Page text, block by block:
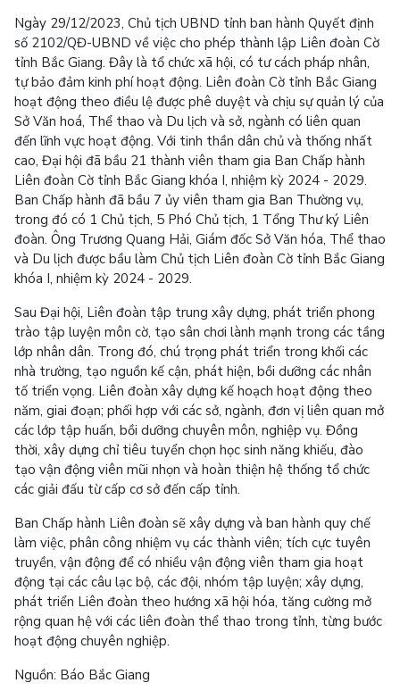
Ngày 29/12/2023, Chủ tịch UBND tỉnh ban hành Quyết định
số 2102/QĐ-UBND về việc cho phép thành lập Liên đoàn Cờ
tỉnh Bắc Giang. Đây là tổ chức xã hội, có tư cách pháp nhân,
tự bảo đảm kinh phí hoạt động. Liên đoàn Cờ tỉnh Bắc Giang
hoạt động theo điều lệ được phê duyệt và chịu sự quản lý của
Sở Văn hoá, Thể thao và Du lịch và sở, ngành có liên quan
đến lĩnh vực hoạt động. Với tinh thần dân chủ và thống nhất
cao, Đại hội đã bầu 21 thành viên tham gia Ban Chấp hành
Liên đoàn Cờ tỉnh Bắc Giang khóa I, nhiệm kỳ 2024 - 2029.
Ban Chấp hành đã bầu 7 ủy viên tham gia Ban Thường vụ,
trong đó có 1 Chủ tịch, 5 Phó Chủ tịch, 1 Tổng Thư ký Liên
đoàn. Ông Trương Quang Hải, Giám đốc Sở Văn hóa, Thể thao
và Du lịch được bầu làm Chủ tịch Liên đoàn Cờ tỉnh Bắc Giang
khóa I, nhiệm kỳ 2024 - 2029.
Sau Đại hội, Liên đoàn tập trung xây dựng, phát triển phong
trào tập luyện môn cờ, tạo sân chơi lành mạnh trong các tầng
lớp nhân dân. Trong đó, chú trọng phát triển trong khối các
nhà trường, tạo nguồn kế cận, phát hiện, bồi dưỡng các nhân
tố triển vọng. Liên đoàn xây dựng kế hoạch hoạt động theo
năm, giai đoạn; phối hợp với các sở, ngành, đơn vị liên quan mở
các lớp tập huấn, bồi dưỡng chuyên môn, nghiệp vụ. Đồng
thời, xây dựng chỉ tiêu tuyển chọn học sinh năng khiếu, đào
tạo vận động viên mũi nhọn và hoàn thiện hệ thống tổ chức
các giải đấu từ cấp cơ sở đến cấp tỉnh.
Ban Chấp hành Liên đoàn sẽ xây dựng và ban hành quy chế
làm việc, phân công nhiệm vụ các thành viên; tích cực tuyên
truyền, vận động để có nhiều vận động viên tham gia hoạt
động tại các câu lạc bộ, các đội, nhóm tập luyện; xây dựng,
phát triển Liên đoàn theo hướng xã hội hóa, tăng cường mở
rộng quan hệ với các liên đoàn thể thao trong tỉnh, từng bước
hoạt động chuyên nghiệp.
Nguồn: Báo Bắc Giang